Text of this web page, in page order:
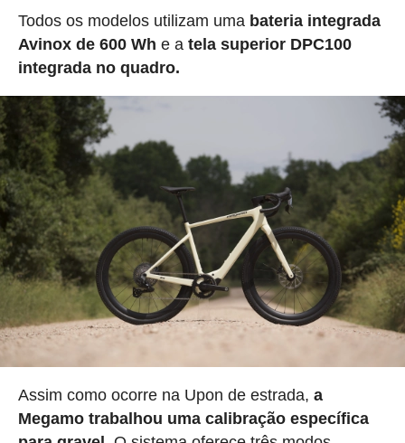
Todos os modelos utilizam uma bateria integrada
Avinox de 600 Wh e a tela superior DPC100
integrada no quadro.
Assim como ocorre na Upon de estrada, a
Megamo trabalhou uma calibração específica